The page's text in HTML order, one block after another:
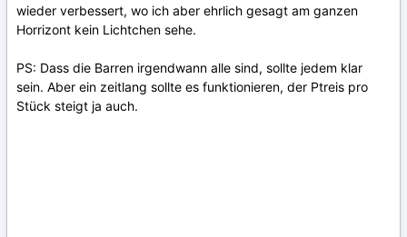
wieder verbessert, wo ich aber ehrlich gesagt am ganzen
Horrizont kein Lichtchen sehe.
PS: Dass die Barren irgendwann alle sind, sollte jedem klar
sein. Aber ein zeitlang sollte es funktionieren, der Ptreis pro
Stück steigt ja auch.